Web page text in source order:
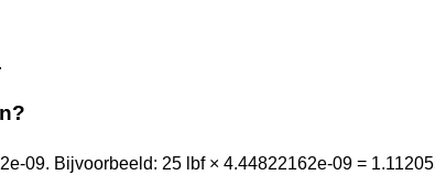
09. Bijvoorbeeld: 25 lbf × 4.44822162e-09 =